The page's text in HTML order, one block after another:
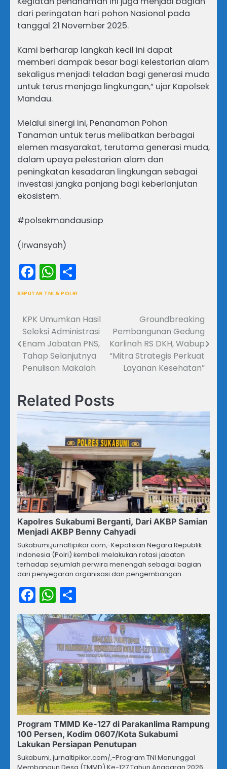
dari peringatan hari pohon Nasional pada
tanggal 21 November 2025.
Kami berharap langkah kecil ini dapat
memberi dampak besar bagi kelestarian alam
sekaligus menjadi teladan bagi generasi muda
untuk terus menjaga lingkungan,” ujar Kapolsek
Mandau.
Melalui sinergi ini, Penanaman Pohon
Tanaman untuk terus melibatkan berbagai
elemen masyarakat, terutama generasi muda,
dalam upaya pelestarian alam dan
peningkatan kesadaran lingkungan sebagai
investasi jangka panjang bagi keberlanjutan
ekosistem.
#polsekmandausiap
(Irwansyah)
Facebook
WhatsApp
SEPUTAR TNI & POLRI
Navigasi
pos
KPK Umumkan Hasil
Seleksi Administrasi
Enam Jabatan PNS,
Tahap Selanjutnya
Penulisan Makalah
Groundbreaking
Pembangunan Gedung
Karlinah RS DKH, Wabup
“Mitra Strategis Perkuat
Layanan Kesehatan”
Related Posts
Kapolres Sukabumi Berganti, Dari AKBP Samian
Menjadi AKBP Benny Cahyadi
Sukabumi,jurnaltipikor.com,-Kepolisian Negara Republik
Indonesia (Polri) kembali melakukan rotasi jabatan
terhadap sejumlah perwira menengah sebagai bagian
dari penyegaran organisasi dan pengembangan…
Facebook
WhatsApp
Program TMMD Ke-127 di Parakanlima Rampung
100 Persen, Kodim 0607/Kota Sukabumi
Lakukan Persiapan Penutupan
Sukabumi, jurnaltipikor.com/,-Program TNI Manunggal
Membangun Desa (TMMD) Ke-127 Tahun Anggaran 2026